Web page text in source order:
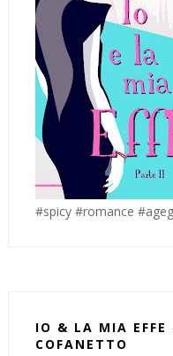
#spicy #romance
IO & LA MIA
COFANETTO